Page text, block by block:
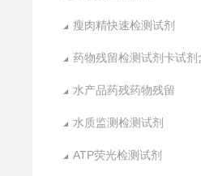
瘦肉精快速检测试剂
药物残留检测试剂卡试剂
水产品药残药物残留
水质监测检测试剂
ATP荧光检测试剂